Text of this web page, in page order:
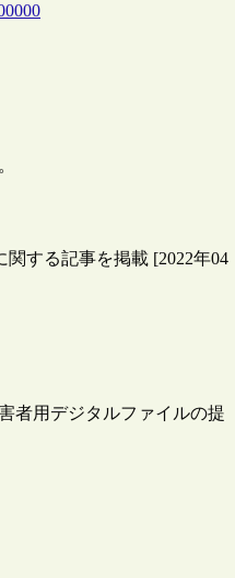
する記事を掲載 [2022年04
者用デジタルファイルの提